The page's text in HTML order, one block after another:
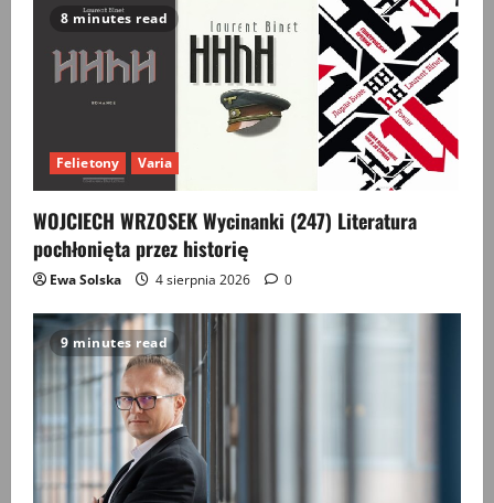
o
n
8 minutes read
Felietony Varia
WOJCIECH WRZOSEK Wycinanki (247) Literatura
pochłonięta przez historię
Ewa Solska 4 sierpnia 2026 0
9 minutes read